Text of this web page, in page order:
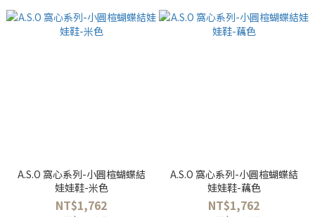
A.S.O 窩心系列-小圓楦蝴蝶結
娃娃鞋-米色
NT$1,762
A.S.O 窩心系列-小圓楦蝴蝶結
娃娃鞋-藕色
NT$1,762